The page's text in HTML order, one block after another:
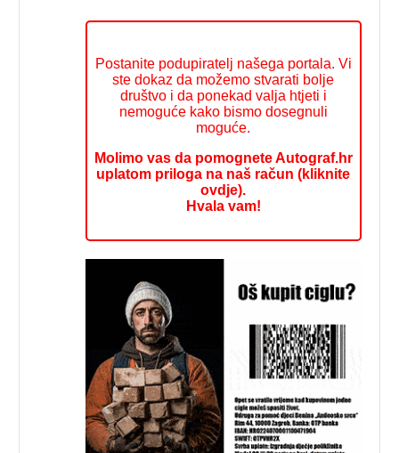
Postanite podupiratelj našega portala. Vi
ste dokaz da možemo stvarati bolje
društvo i da ponekad valja htjeti i
nemoguće kako bismo dosegnuli
moguće.
Molimo vas da pomognete Autograf.hr
uplatom priloga na naš račun (kliknite
ovdje).
Hvala vam!